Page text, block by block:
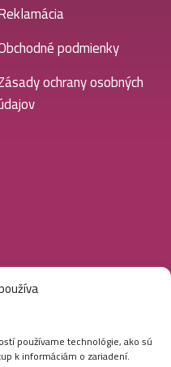
používame technológie, ako sú
k informáciám o zariadení.
podmienky
ochrany osobných